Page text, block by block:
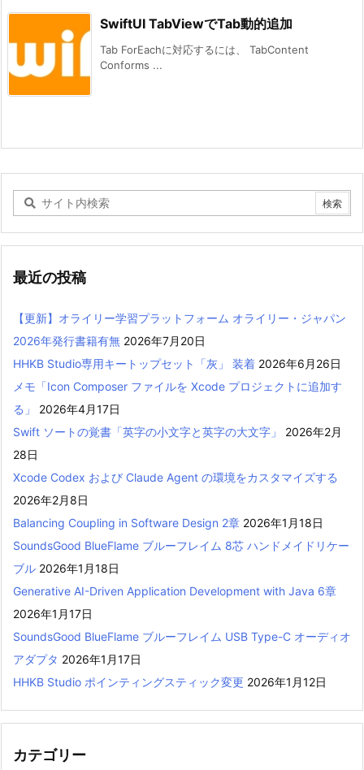
SwiftUI TabViewでTab動的追加
Tab ForEachに対応するには、 TabContent
Conforms ...
最近の投稿
【更新】オライリー学習プラットフォーム オライリー・ジャパン
2026年発行書籍有無 2026年7月20日
HHKB Studio専用キートップセット「灰」 装着 2026年6月26日
メモ「Icon Composer ファイルを Xcode プロジェクトに追加す
る」
2026年4月17日
Swift ソートの覚書「英字の小文字と英字の大文字」
2026年2月
28日
Xcode Codex および Claude Agent の環境をカスタマイズする
2026年2月8日
Balancing Coupling in Software Design 2章 2026年1月18日
SoundsGood BlueFlame ブルーフレイム 8芯 ハンドメイドリケー
ブル 2026年1月18日
Generative AI-Driven Application Development with Java 6章
2026年1月17日
SoundsGood BlueFlame ブルーフレイム USB Type-C オーディオ
アダプタ 2026年1月17日
HHKB Studio ポインティングスティック変更 2026年1月12日
カテゴリー